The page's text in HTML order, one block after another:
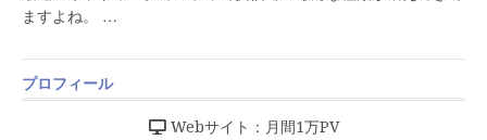
ますよね。 …
プロフィール
Webサイト：月間1万PV